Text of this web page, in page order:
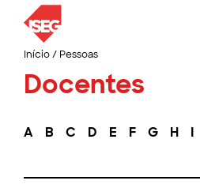
Início/ Pessoas
Docentes
A B C D E F G H I